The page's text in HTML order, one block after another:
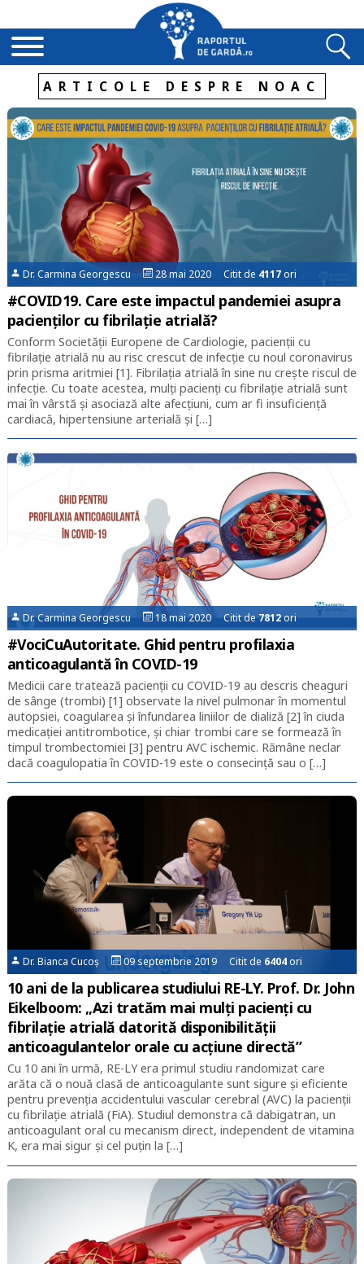
ARTICOLE DESPRE NOAC
Dr. Carmina Georgescu 28 mai 2020 Citit de 4117ori
#COVID19. Care este impactul pandemiei asupra
pacienților cu fibrilație atrială?
Conform Societății Europene de Cardiologie, pacienții cu
fibrilație atrială nu au risc crescut de infecție cu noul coronavirus
prin prisma aritmiei [1]. Fibrilația atrială în sine nu crește riscul de
infecție. Cu toate acestea, mulți pacienți cu fibrilație atrială sunt
mai în vârstă și asociază alte afecțiuni, cum ar fi insuficiență
cardiacă, hipertensiune arterială și […]
Dr. Carmina Georgescu 18 mai 2020 Citit de7812ori
#VociCuAutoritate. Ghid pentru profilaxia
anticoagulantă în COVID-19
Medicii care tratează pacienții cu COVID-19 au descris cheaguri
de sânge (trombi) [1] observate la nivel pulmonar în momentul
autopsiei, coagularea și înfundarea liniilor de dializă [2] în ciuda
medicației antitrombotice, și chiar trombi care se formează în
timpul trombectomiei [3] pentru AVC ischemic. Rămâne neclar
dacă coagulopatia în COVID-19 este o consecință sau o […]
Dr. Bianca Cucoș 09 septembrie 2019 Citit de 6404 ori
10 ani de la publicarea studiului RE-LY. Prof. Dr. John
Eikelboom: „Azi tratăm mai mulți pacienți cu
fibrilație atrială datorită disponibilității
anticoagulantelor orale cu acțiune directă”
Cu 10 ani în urmă, RE-LY era primul studiu randomizat care
arăta că o nouă clasă de anticoagulante sunt sigure și eficiente
pentru prevenția accidentului vascular cerebral (AVC) la pacienții
cu fibrilație atrială (FiA). Studiul demonstra că dabigatran, un
anticoagulant oral cu mecanism direct, independent de vitamina
K, era mai sigur și cel puțin la […]